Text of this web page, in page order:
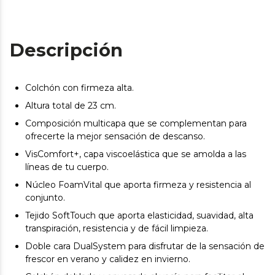
Descripción
Colchón con firmeza alta.
Altura total de 23 cm.
Composición multicapa que se complementan para
ofrecerte la mejor sensación de descanso.
VisComfort+, capa viscoelástica que se amolda a las
líneas de tu cuerpo.
Núcleo FoamVital que aporta firmeza y resistencia al
conjunto.
Tejido SoftTouch que aporta elasticidad, suavidad, alta
transpiración, resistencia y de fácil limpieza.
Doble cara DualSystem para disfrutar de la sensación de
frescor en verano y calidez en invierno.